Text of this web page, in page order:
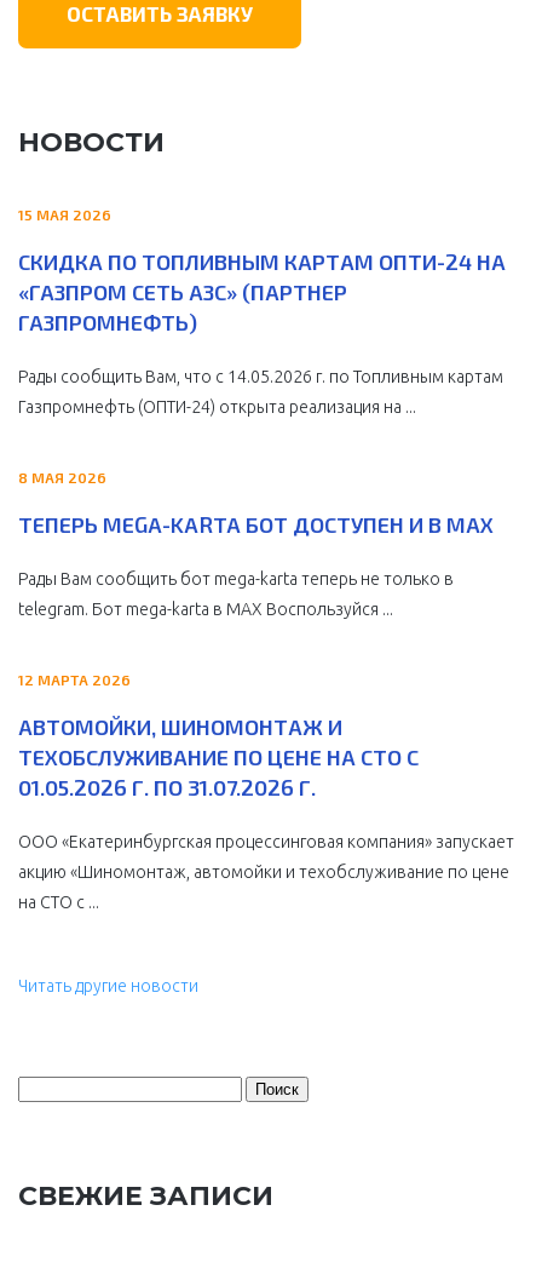
ОСТАВИТЬ ЗАЯВКУ
НОВОСТИ
15 МАЯ 2026
СКИДКА ПО ТОПЛИВНЫМ КАРТАМ ОПТИ-24 НА
«ГАЗПРОМ СЕТЬ АЗС» (ПАРТНЕР
ГАЗПРОМНЕФТЬ)
Рады сообщить Вам, что с 14.05.2026 г. по Топливным картам
Газпромнефть (ОПТИ-24) открыта реализация на ...
8 МАЯ 2026
ТЕПЕРЬ MEGA-KARTA БОТ ДОСТУПЕН И В MAX
Рады Вам сообщить бот mega-karta теперь не только в
telegram. Бот mega-karta в МАХ Воспользуйся ...
12 МАРТА 2026
АВТОМОЙКИ, ШИНОМОНТАЖ И
ТЕХОБСЛУЖИВАНИЕ ПО ЦЕНЕ НА СТО С
01.05.2026 Г. ПО 31.07.2026 Г.
ООО «Екатеринбургская процессинговая компания» запускает
акцию «Шиномонтаж, автомойки и техобслуживание по цене
на СТО с ...
Читать другие новости
СВЕЖИЕ ЗАПИСИ